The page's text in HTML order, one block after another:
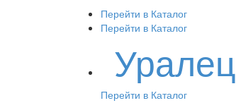
Перейти в Каталог
Перейти в Каталог
Перейти в Каталог